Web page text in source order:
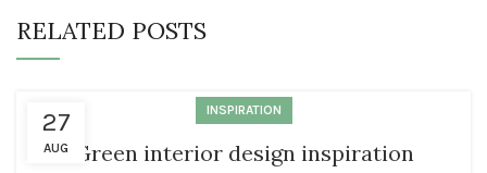
RELATED POSTS
27
AUG
INSPIRATION
Green interior design inspiration